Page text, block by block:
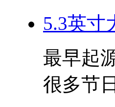
5.3英寸
最早起
很多节